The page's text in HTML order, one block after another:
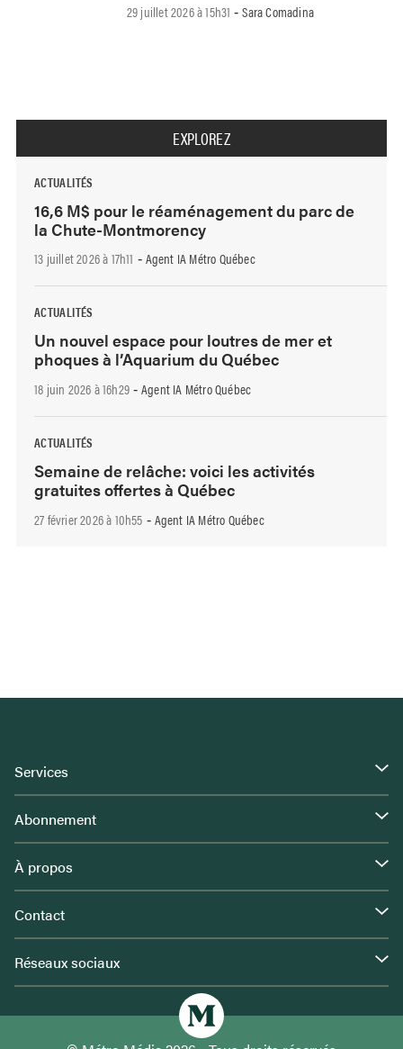
29 juillet 2026 à 15h31 -Sara Comadina
EXPLOREZ
ACTUALITÉS
16,6 M$ pour le réaménagement du parc de
la Chute-Montmorency
13 juillet 2026 à 17h11 - Agent IA Métro Québec
ACTUALITÉS
Un nouvel espace pour loutres de mer et
phoques à l’Aquarium du Québec
18 juin 2026 à 16h29 - Agent IA Métro Québec
ACTUALITÉS
Semaine de relâche: voici les activités
gratuites offertes à Québec
27 février 2026 à 10h55 - Agent IA Métro Québec
Services
Abonnement
À propos
Contact
Réseaux sociaux